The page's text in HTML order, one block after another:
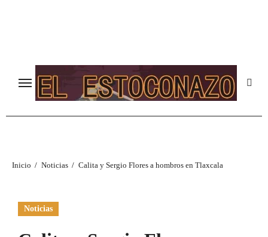
Inicio Noticias Calita y Sergio Flores a hombros en Tlaxcala
Noticias